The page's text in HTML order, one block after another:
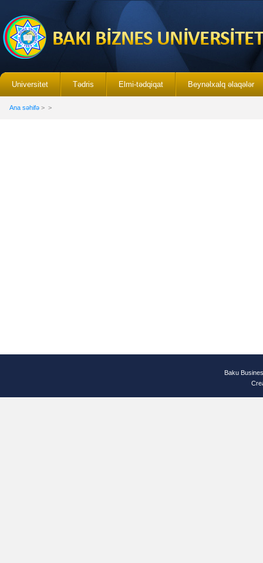
Universitet Tədris Elmi-tədqiqat Beynəlxalq əlaqələr
Ana səhifə > >
Baku